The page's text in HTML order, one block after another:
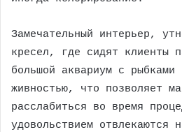
Замечательный интерьер,
кресел, где сидят клиенты
большой аквариум с рыбками
живностью, что позволяет
расслабиться во время
удовольствием отвлекаются